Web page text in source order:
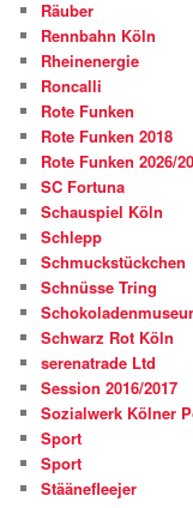
Räuber
Rennbahn Köln
Rheinenergie
Roncalli
Rote Funken
Rote Funken 2018
Rote Funken 2026/
SC Fortuna
Schauspiel Köln
Schlepp
Schmuckstückchen
Schnüsse Tring
Schwarz Rot Köln
serenatrade Ltd
Session 2016/2017
Sozialwerk Kölner
Sport
Sport
Stäänefleejer